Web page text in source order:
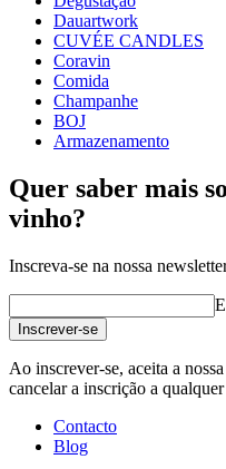
Dauartwork
CUVÉE CANDLES
Coravin
Comida
Champanhe
BOJ
Armazenamento
Quer saber mais
vinho?
Inscreva-se na nossa
Inscrever-se
Ao inscrever-se, aceita a
cancelar a inscrição a
Contacto
Blog